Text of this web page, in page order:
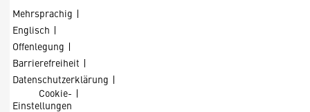
Mehrsprachig
Englisch
Offenlegung
Barrierefreiheit
Datenschutzerklärung
Cookie-
Einstellungen
e
e
it